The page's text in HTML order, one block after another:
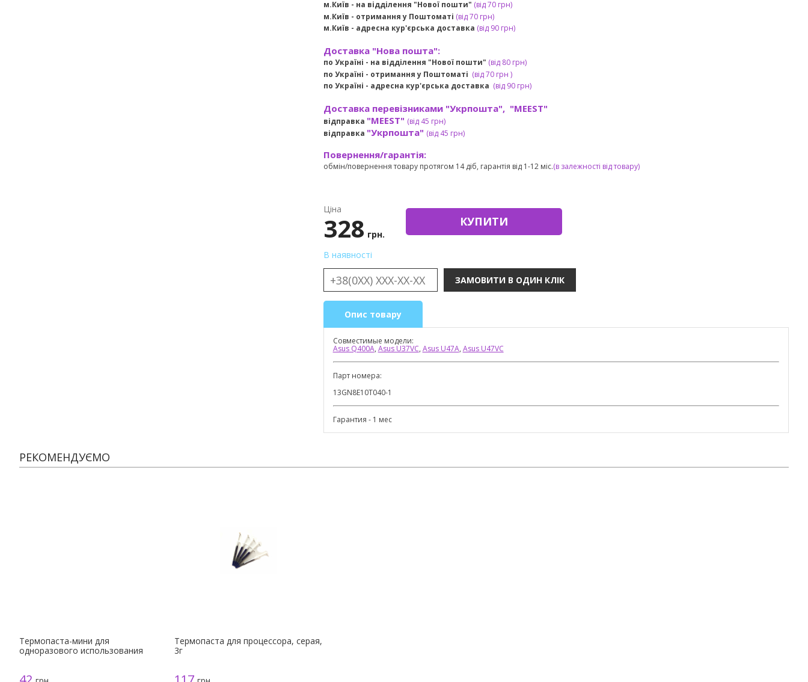
м.Київ - на відділення "Нової пошти" (від 70 грн)
м.Київ - отримання у Поштоматі (від 70 грн)
м.Київ - адресна кур'єрська доставка (від90 грн)
Доставка "Нова пошта":
по Україні - на відділення "Нової пошти" (від 80 грн)
по Україні - отримання у Поштоматі (від 70 грн )
по Україні - адресна кур'єрська доставка (від90 грн)
Доставка перевізниками "Укрпошта", "MEEST"
відправка "MEEST" (від 45 грн)
відправка "Укрпошта" (від 45 грн)
Повернення/гарантія:
обмін/повернення товару протягом 14 діб, гарантія від 1-12 міс.(в залежності від товару)
Ціна
328 грн.
В наявності
КУПИТИ
Опис товару
Совместимые модели:
Asus Q400A, Asus U37VC, Asus U47A, Asus U47VC
Парт номера:
13GN8E10T040-1
Гарантия - 1 мес
РЕКОМЕНДУЄМО
Термопаста-мини для
одноразового использования
Термопаста для процессора, серая,
3г